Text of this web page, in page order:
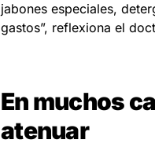
jabones especiales,
gastos”, reflexiona el
En muchos
atenuar